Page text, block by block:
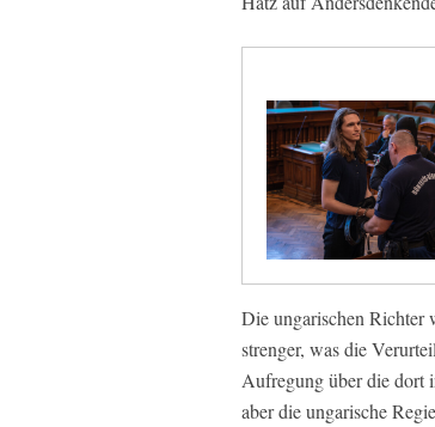
Die ungarischen Richter
strenger, was die
Aufregung über die dort
aber die ungarische